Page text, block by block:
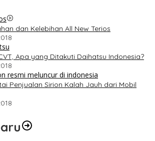
dan Kelebihan All New Terios
Apa yang Ditakuti Daihatsu Indonesia?
Penjualan Sirion Kalah Jauh dari Mobil